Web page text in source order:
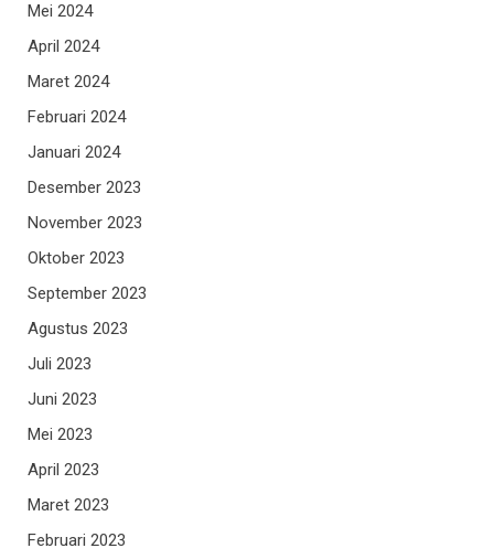
Mei 2024
April 2024
Maret 2024
Februari 2024
Januari 2024
Desember 2023
November 2023
Oktober 2023
September 2023
Agustus 2023
Juli 2023
Juni 2023
Mei 2023
April 2023
Maret 2023
Februari 2023